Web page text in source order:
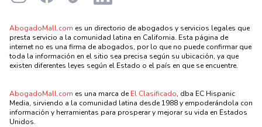
AbogadoMall.com es un directorio de abogados y servicios legales que
presta servicio a la comunidad latina en California. Esta página de
internet no es una firma de abogados, por lo que no puede confirmar que
toda la información en el sitio sea precisa según su ubicación, ya que
existen diferentes leyes según el Estado o el país en que se encuentre.
AbogadoMall.com es una marca deEl Clasificado, dba EC Hispanic
Media, sirviendo a la comunidad latina desde 1988 y empoderándola con
información y herramientas para prosperar y mejorar su vida en Estados
Unidos.